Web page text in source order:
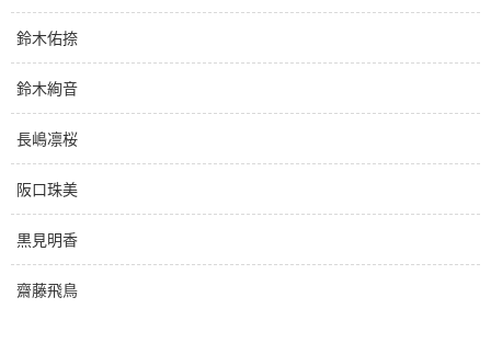
鈴木佑捺
鈴木絢音
長嶋凛桜
阪口珠美
黒見明香
齋藤飛鳥